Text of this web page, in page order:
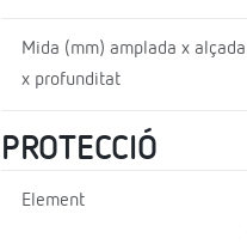
Mida (mm) amplada x alçada
x profunditat
PROTECCIÓ
Element